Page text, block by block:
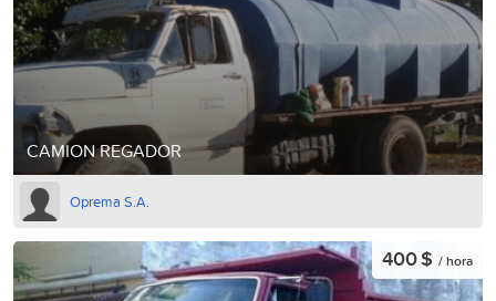
CAMION REGADOR
Oprema S.A.
400 $ / hora